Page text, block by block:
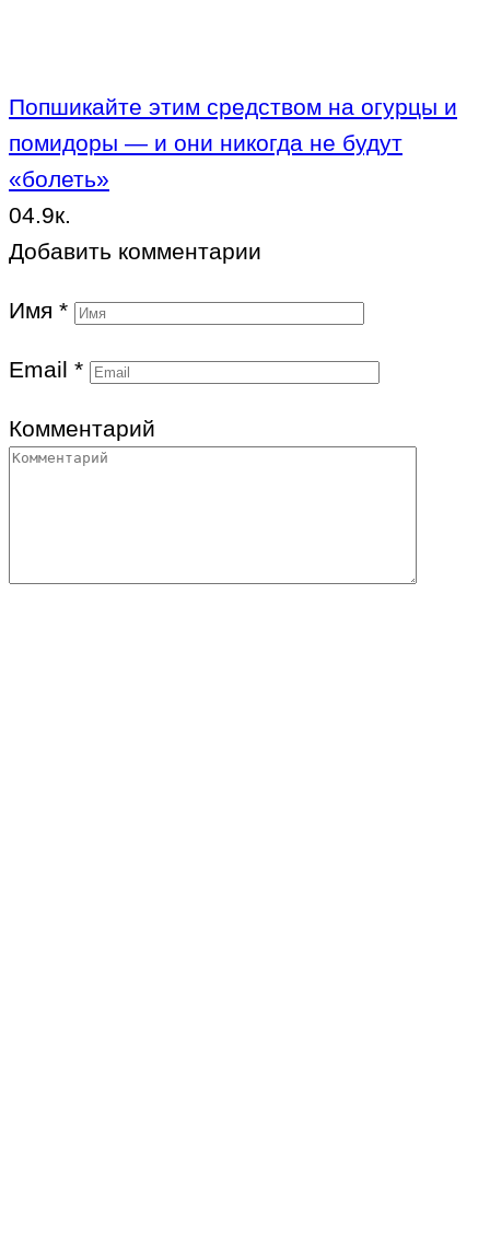
Попшикайте этим средством на огурцы и
помидоры — и они никогда не будут
«болеть»
04.9к.
Добавить комментарии
Имя *
Email *
Комментарий